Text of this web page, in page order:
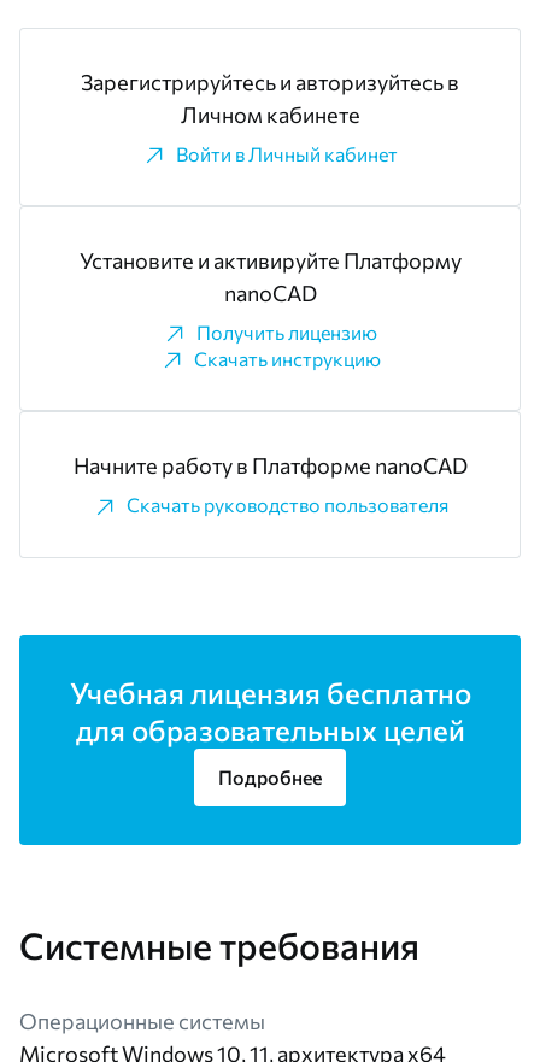
Зарегистрируйтесь и авторизуйтесь в
Личном кабинете
Войти в Личный кабинет
Установите и активируйте Платформу
nanoCAD
Получить лицензию
Скачать инструкцию
Начните работу в Платформе nanoCAD
Скачать руководство пользователя
Учебная лицензия бесплатно
для образовательных целей
Подробнее
Системные требования
Операционные системы
Microsoft Windows 10, 11, архитектура х64